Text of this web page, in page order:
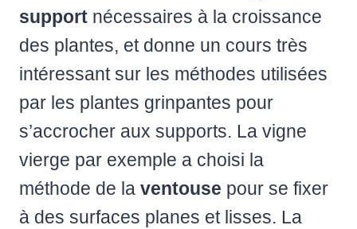
support nécessaires à la croissance
des plantes, et donne un cours très
intéressant sur les méthodes utilisées
par les plantes grinpantes pour
s’accrocher aux supports. La vigne
vierge par exemple a choisi la
méthode de la ventouse pour se fixer
à des surfaces planes et lisses. La